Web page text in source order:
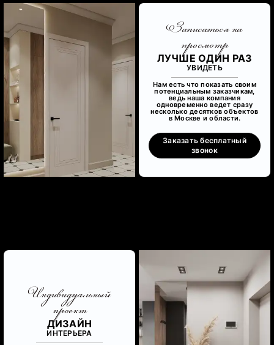
Записаться на
просмотр
ЛУЧШЕ ОДИН РАЗ
УВИДЕТЬ
Нам есть что показать своим
потенциальным заказчикам,
ведь наша компания
одновременно ведет сразу
несколько десятков объектов
в Москве и области.
Заказать бесплатный
звонок
Индивидуальный
проект
ДИЗАЙН
ИНТЕРЬЕРА